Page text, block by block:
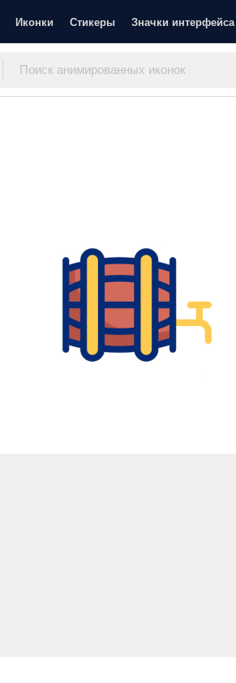
Иконки Стикеры Значки интерфейса